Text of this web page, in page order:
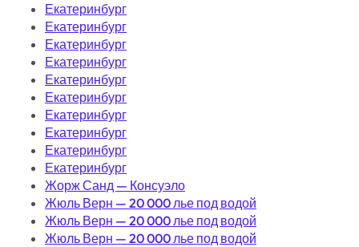
Екатеринбург
Екатеринбург
Екатеринбург
Екатеринбург
Екатеринбург
Екатеринбург
Екатеринбург
Екатеринбург
Екатеринбург
Екатеринбург
Жорж Санд — Консуэло
Жюль Верн — 20 000 лье под водой
Жюль Верн — 20 000 лье под водой
Жюль Верн — 20 000 лье под водой